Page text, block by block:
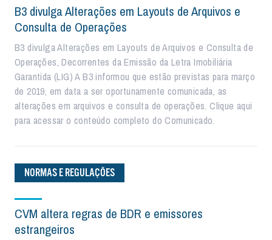
B3 divulga Alterações em Layouts de Arquivos e
Consulta de Operações
B3 divulga Alterações em Layouts de Arquivos e Consulta de
Operações, Decorrentes da Emissão da Letra Imobiliária
Garantida (LIG) A B3 informou que estão previstas para março
de 2019, em data a ser oportunamente comunicada, as
alterações em arquivos e consulta de operações. Clique aqui
para acessar o conteúdo completo do Comunicado.
NORMAS E REGULAÇÕES
CVM altera regras de BDR e emissores
estrangeiros